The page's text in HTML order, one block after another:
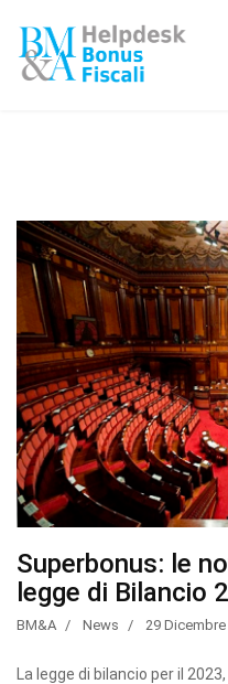
Superbonus: le
legge di Bilancio
BM&A News 29 Dicembre
La legge di bilancio per il